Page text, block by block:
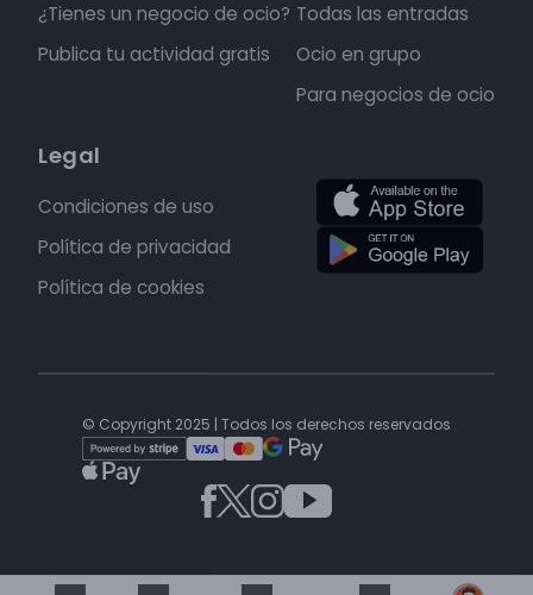
¿Tienes un negocio de ocio?
Publica tu actividad gratis
Todas las entradas
Ocio en grupo
Para negocios de ocio
Legal
Condiciones de uso
Política de privacidad
Política de cookies
© Copyright 2025 | Todos los derechos reservados